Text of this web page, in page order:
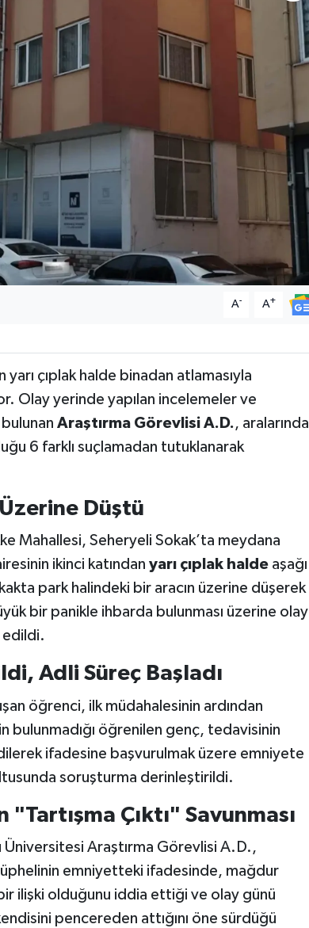
A- A+
çıplak halde binadan atlamasıyla
Olay yerinde yapılan incelemeler ve
Araştırma Görevlisi A.D., aralarında
6 farklı suçlamadan tutuklanarak
Düştü
Mahallesi, Seheryeli Sokak’ta meydana
ikinci katından yarı çıplak haldeaşağı
park halindeki bir aracın üzerine düşerek
bir panikle ihbarda bulunması üzerine olay
edildi.
Adli Süreç Başladı
öğrenci, ilk müdahalesinin ardından
bulunmadığı öğrenilen genç, tedavisinin
ifadesine başvurulmak üzere emniyete
soruşturma derinleştirildi.
Çıktı" Savunması
Üniversitesi Araştırma Görevlisi A.D.,
emniyetteki ifadesinde, mağdur
ilişki olduğunu iddia ettiği ve olay günü
pencereden attığını öne sürdüğü